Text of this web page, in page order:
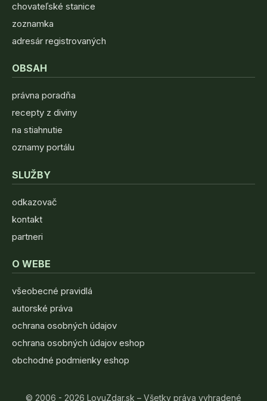
chovateľské stanice
zoznamka
adresár registrovaných
OBSAH
právna poradňa
recepty z diviny
na stiahnutie
oznamy portálu
SLUŽBY
odkazovač
kontakt
partneri
O WEBE
všeobecné pravidlá
autorské práva
ochrana osobných údajov
ochrana osobných údajov eshop
obchodné podmienky eshop
© 2006 - 2026 LovuZdar.sk – Všetky práva vyhradené